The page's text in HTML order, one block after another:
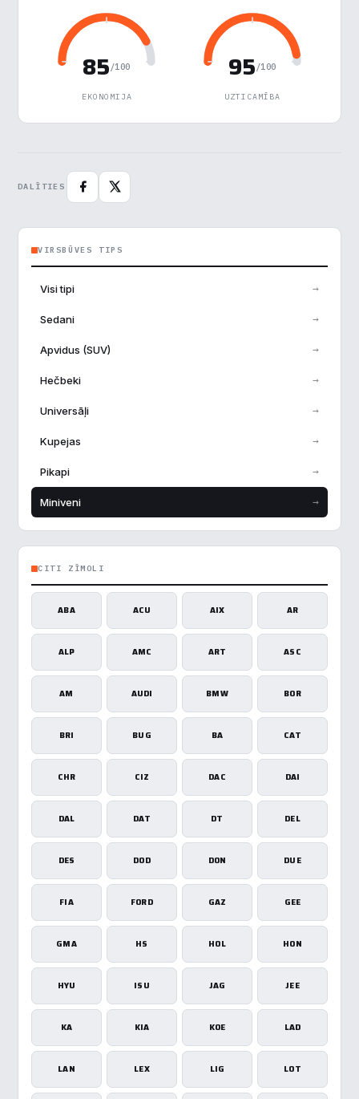
85 /100
EKONOMIJA
95 /100
UZTICAMĪBA
DALĪTIES
VIRSBŪVES TIPS
Visi tipi →
Sedani →
Apvidus (SUV) →
Hečbeki →
Universāļi →
Kupejas →
Pikapi →
Miniveni →
CITI ZĪMOLI
ABA ACU AIX AR
ALP AMC ART ASC
AM AUDI BMW BOR
BRI BUG BA CAT
CHR CIZ DAC DAI
DAL DAT DT DEL
DES DOD DON DUE
FIA FORD GAZ GEE
GMA HS HOL HON
HYU ISU JAG JEE
KA KIA KOE LAD
LAN LEX LIG LOT
Noraidīt visu
Saglabāt preferences